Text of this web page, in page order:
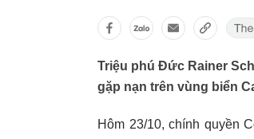
Triệu phú Đức Rainer
gặp nạn trên vùng biển
Hôm 23/10, chính quyền